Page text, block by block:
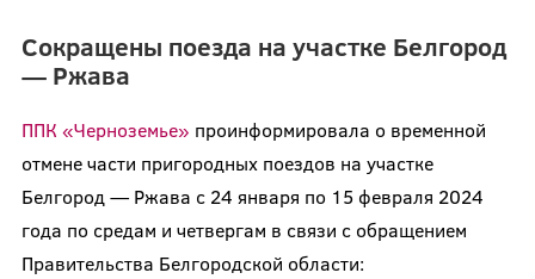
Сокращены поезда на участке Белгород
— Ржава
ППК «Черноземье» проинформировала о временной
отмене части пригородных поездов на участке
Белгород — Ржава с 24 января по 15 февраля 2024
года по средам и четвергам в связи с обращением
Правительства Белгородской области: